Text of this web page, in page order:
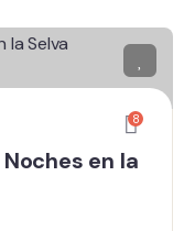
8
en la